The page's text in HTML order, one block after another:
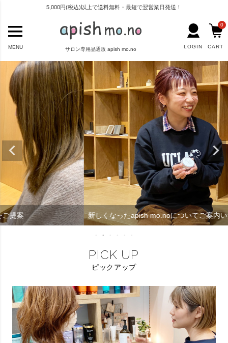
5,000円(税込)以上で送料無料・最短で翌営業日発送！
サロン専用品通販 apish mo.no
MENU LOGIN CART
0
新しくなったapish mo.noについてご案内いたします
PICK UP
ピックアップ